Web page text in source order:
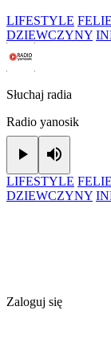
LIFESTYLE
DZIEWCZYNY
Słuchaj radia
Radio yanosik
Play
LIFESTYLE
DZIEWCZYNY
Zaloguj się